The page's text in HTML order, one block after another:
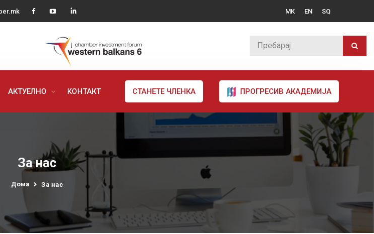
MK EN SQ
АКТУЕЛНО КОНТАКТ СТАНЕТЕ ЧЛЕНКА ПРОГРЕСИВ АКАДЕМИЈА
За нас
Дома За нас